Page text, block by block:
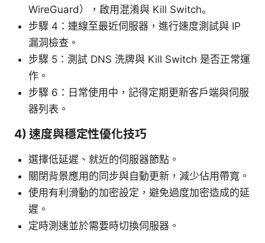
WireGuard），啟用混淆與 Kill Switch。
步驟 4：連線至最近伺服器，進行速度測試與 IP
漏洞檢查。
步驟 5：測試 DNS 洗牌與 Kill Switch 是否正常運
作。
步驟 6：日常使用中，記得定期更新客戶端與伺服
器列表。
4) 速度與穩定性優化技巧
選擇低延遲、就近的伺服器節點。
關閉背景應用的同步與自動更新，減少佔用帶寬。
使用有利滑動的加密設定，避免過度加密造成的延
遲。
定時測速並於需要時切換伺服器。